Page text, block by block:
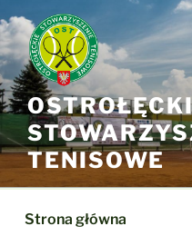
do
treści
TENISOWE
Strona główna